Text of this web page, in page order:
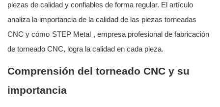
piezas de calidad y confiables de forma regular. El artículo
analiza la importancia de la calidad de las piezas torneadas
CNC y cómo STEP Metal , empresa profesional de fabricación
de torneado CNC, logra la calidad en cada pieza.
Comprensión del torneado CNC y su
importancia